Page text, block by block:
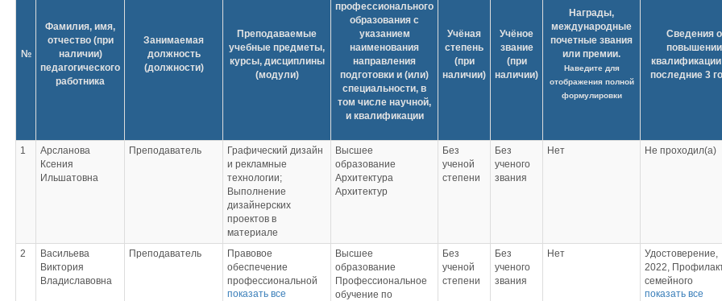
№
Фамилия, имя,
отчество (при
наличии)
педагогического
работника
Занимаемая
должность
(должности)
Преподаваемые
учебные предметы,
курсы, дисциплины
(модули)
профессионального
образования с
указанием
наименования
направления
подготовки и (или)
специальности, в
том числе научной,
и квалификации
Учёная
степень
(при
наличии)
Учёное
звание
(при
наличии)
Награды,
международные
почетные звания
или премии.
Наведите для
отображения полной
формулировки
Сведения о
повышении
квалификации
последние 3
1
Арсланова
Ксения
Ильшатовна
Преподаватель
Графический дизайн
и рекламные
технологии;
Выполнение
дизайнерских
проектов в
материале
Высшее
образование
Архитектура
Архитектур
Без
ученой
степени
Без
ученого
звания
Нет Не проходил(а)
2
Васильева
Виктория
Владиславовна
Преподаватель
Правовое
обеспечение
профессиональной
деятельности;
показать все
Высшее
образование
Профессиональное
обучение по
Без
ученой
степени
Без
ученого
звания
Нет
Удостоверение,
2022,
семейного
неблагополучия
показать все